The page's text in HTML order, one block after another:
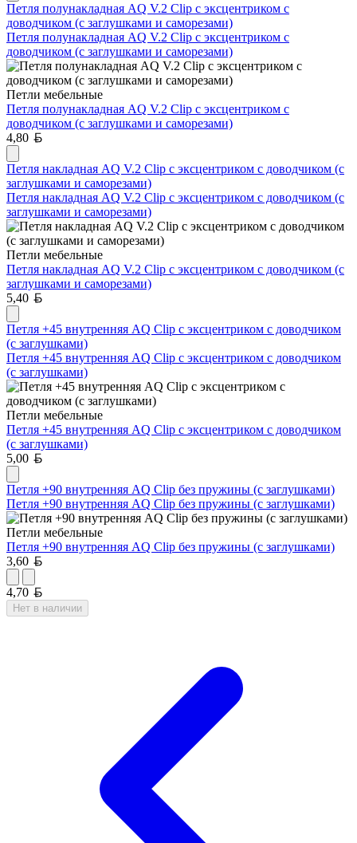
Петля полунакладная AQ V.2 Clip с эксцентриком с
доводчиком (с заглушками и саморезами)
Петля полунакладная AQ V.2 Clip с эксцентриком с
доводчиком (с заглушками и саморезами)
Петли мебельные
Петля полунакладная AQ V.2 Clip с эксцентриком с
доводчиком (с заглушками и саморезами)
4,80
Петля накладная AQ V.2 Clip с эксцентриком с доводчиком (с
заглушками и саморезами)
Петля накладная AQ V.2 Clip с эксцентриком с доводчиком (с
заглушками и саморезами)
Петли мебельные
Петля накладная AQ V.2 Clip с эксцентриком с доводчиком (с
заглушками и саморезами)
5,40
Петля +45 внутренняя AQ Clip с эксцентриком с доводчиком
(с заглушками)
Петля +45 внутренняя AQ Clip с эксцентриком с доводчиком
(с заглушками)
Петли мебельные
Петля +45 внутренняя AQ Clip с эксцентриком с доводчиком
(с заглушками)
5,00
Петля +90 внутренняя AQ Clip без пружины (с заглушками)
Петля +90 внутренняя AQ Clip без пружины (с заглушками)
Петли мебельные
Петля +90 внутренняя AQ Clip без пружины (с заглушками)
3,60
4,70
Нет в наличии